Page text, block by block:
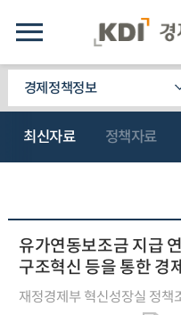
경제정책정보
최신자료 정책자료
유가연동보조금 지급
구조혁신 등을 통한 경
재정경제부 혁신성장실 정책